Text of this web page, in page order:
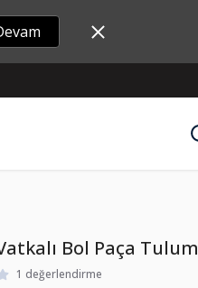
Bol Paça Tulum
1 değerlendirme